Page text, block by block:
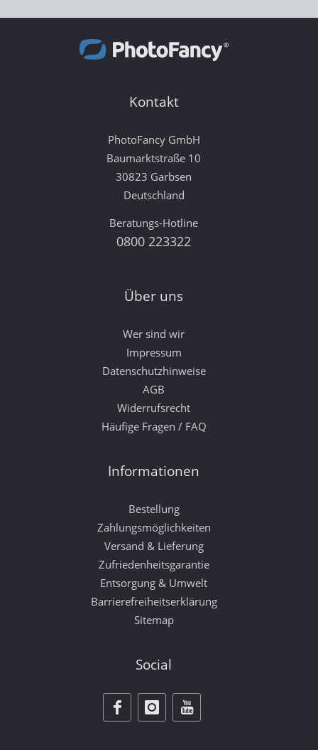
Kontakt
PhotoFancy GmbH
Baumarktstraße 10
30823 Garbsen
Deutschland
Beratungs-Hotline
0800 223322
Über uns
Wer sind wir
Impressum
Datenschutzhinweise
AGB
Widerrufsrecht
Häufige Fragen / FAQ
Informationen
Bestellung
Zahlungsmöglichkeiten
Versand & Lieferung
Zufriedenheitsgarantie
Entsorgung & Umwelt
Barrierefreiheitserklärung
Sitemap
Social